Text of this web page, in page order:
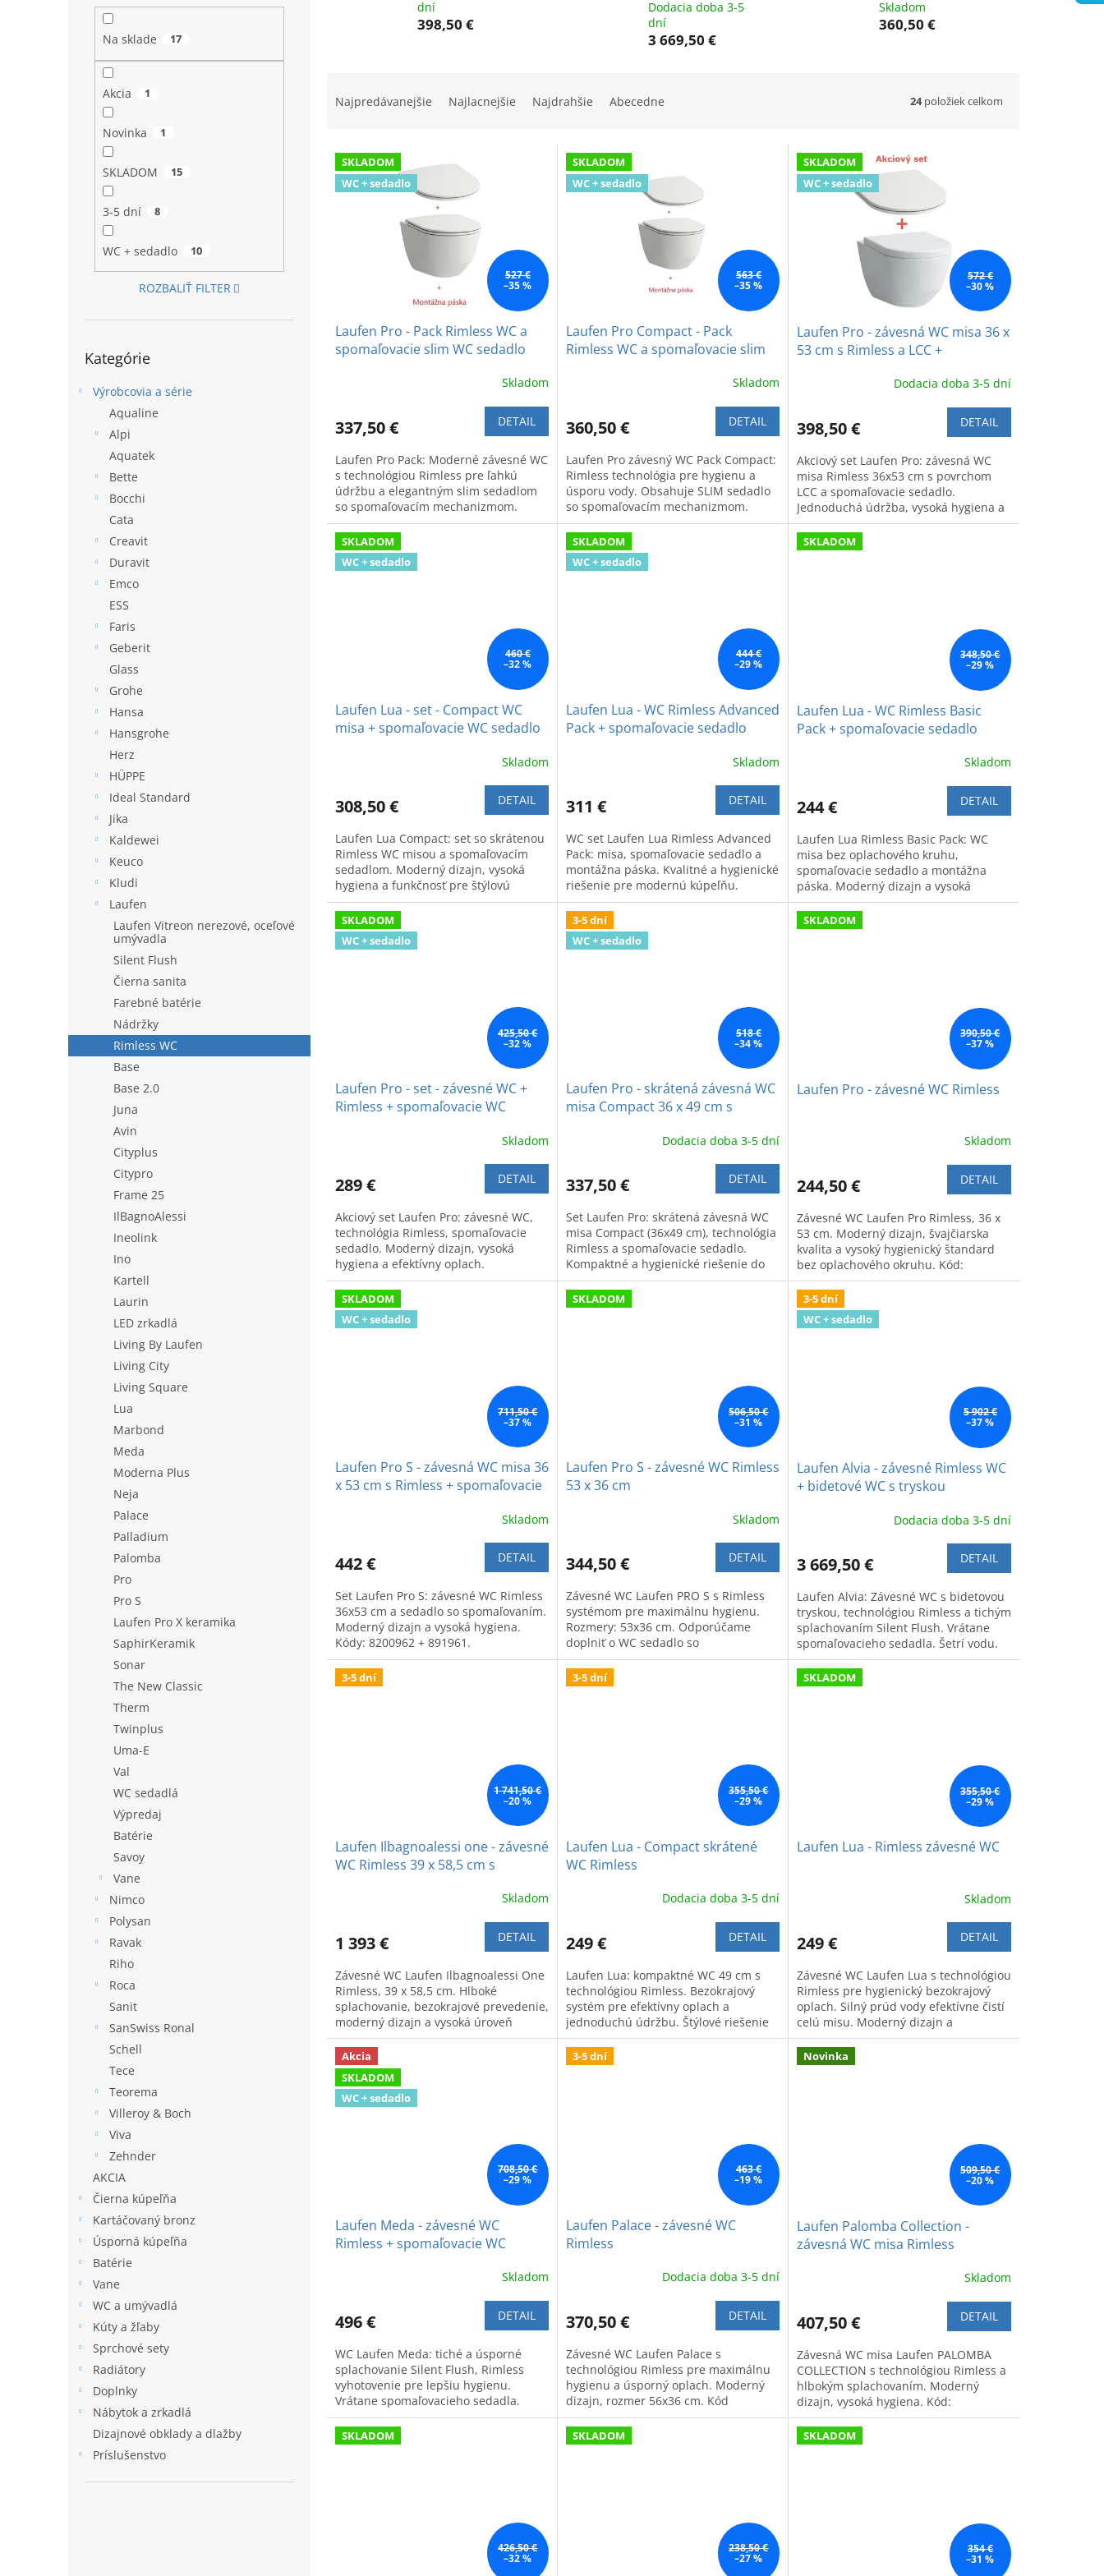
Na sklade 17
Akcia 1
Novinka 1
SKLADOM 15
3-5 dní 8
WC + sedadlo 10
ROZBALIŤ FILTER
kategórie
Kategórie
Výrobcovia a série
Aqualine
Alpi
Aquatek
Bette
Bocchi
Cata
Creavit
Duravit
Emco
ESS
Faris
Geberit
Glass
Grohe
Hansa
Hansgrohe
Herz
HÜPPE
Ideal Standard
Jika
Kaldewei
Keuco
Kludi
Laufen
Laufen Vitreon nerezové, oceľové
umývadla
Silent Flush
Čierna sanita
Farebné batérie
Nádržky
Rimless WC
Base
Base 2.0
Juna
Avin
Cityplus
Citypro
Frame 25
IlBagnoAlessi
Ineolink
Ino
Kartell
Laurin
LED zrkadlá
Living By Laufen
Living City
Living Square
Lua
Marbond
Meda
Moderna Plus
Neja
Palace
Palladium
Palomba
Pro
Pro S
Laufen Pro X keramika
SaphirKeramik
Sonar
The New Classic
Therm
Twinplus
Uma-E
Val
WC sedadlá
Výpredaj
Batérie
Savoy
Vane
Nimco
Polysan
Ravak
Riho
Roca
Sanit
SanSwiss Ronal
Schell
Tece
Teorema
Villeroy & Boch
Viva
Zehnder
AKCIA
Čierna kúpeľňa
Kartáčovaný bronz
Úsporná kúpeľňa
Batérie
Vane
WC a umývadlá
Kúty a žľaby
Sprchové sety
Radiátory
Doplnky
Nábytok a zrkadlá
Dizajnové obklady a dlažby
Príslušenstvo
dní
398,50 €
Dodacia doba 3-5
dní
3 669,50 €
Skladom
360,50 €
n
Najpredávanejšie Najlacnejšie Najdrahšie Abecedne 24položiek celkom
V
p
SKLADOM
WC + sedadlo
527 €
–35 %
Laufen Pro - Pack Rimless WC a
spomaľovacie slim WC sedadlo
Skladom
337,50 € DETAIL
Laufen Pro Pack: Moderné závesné WC
s technológiou Rimless pre ľahkú
údržbu a elegantným slim sedadlom
so spomaľovacím mechanizmom.
Špičková kvalita a komfort.
SKLADOM
WC + sedadlo
563 €
–35 %
Laufen Pro Compact - Pack
Rimless WC a spomaľovacie slim
Skladom
360,50 € DETAIL
Laufen Pro závesný WC Pack Compact:
Rimless technológia pre hygienu a
úsporu vody. Obsahuje SLIM sedadlo
so spomaľovacím mechanizmom.
SKLADOM
WC + sedadlo
572 €
–30 %
Laufen Pro - závesná WC misa 36 x
53 cm s Rimless a LCC +
Dodacia doba 3-5 dní
398,50 € DETAIL
Akciový set Laufen Pro: závesná WC
misa Rimless 36x53 cm s povrchom
LCC a spomaľovacie sedadlo.
Jednoduchá údržba, vysoká hygiena a
odolnosť voči nečistotám.
SKLADOM
WC + sedadlo
460 €
–32 %
Laufen Lua - set - Compact WC
misa + spomaľovacie WC sedadlo
Skladom
308,50 € DETAIL
Laufen Lua Compact: set so skrátenou
Rimless WC misou a spomaľovacím
sedadlom. Moderný dizajn, vysoká
hygiena a funkčnosť pre štýlovú
kúpeľňu.
SKLADOM
WC + sedadlo
444 €
–29 %
Laufen Lua - WC Rimless Advanced
Pack + spomaľovacie sedadlo
Skladom
311 € DETAIL
WC set Laufen Lua Rimless Advanced
Pack: misa, spomaľovacie sedadlo a
montážna páska. Kvalitné a hygienické
riešenie pre modernú kúpeľňu.
SKLADOM
348,50 €
–29 %
Laufen Lua - WC Rimless Basic
Pack + spomaľovacie sedadlo
Skladom
244 € DETAIL
Laufen Lua Rimless Basic Pack: WC
misa bez oplachového kruhu,
spomaľovacie sedadlo a montážna
páska. Moderný dizajn a vysoká
hygiena.
SKLADOM
WC + sedadlo
425,50 €
–32 %
Laufen Pro - set - závesné WC +
Rimless + spomaľovacie WC
Skladom
289 € DETAIL
Akciový set Laufen Pro: závesné WC,
technológia Rimless, spomaľovacie
sedadlo. Moderný dizajn, vysoká
hygiena a efektívny oplach.
3-5 dní
WC + sedadlo
518 €
–34 %
Laufen Pro - skrátená závesná WC
misa Compact 36 x 49 cm s
Dodacia doba 3-5 dní
337,50 € DETAIL
Set Laufen Pro: skrátená závesná WC
misa Compact (36x49 cm), technológia
Rimless a spomaľovacie sedadlo.
Kompaktné a hygienické riešenie do
každej kúpeľne.
SKLADOM
390,50 €
–37 %
Laufen Pro - závesné WC Rimless
Skladom
244,50 € DETAIL
Závesné WC Laufen Pro Rimless, 36 x
53 cm. Moderný dizajn, švajčiarska
kvalita a vysoký hygienický štandard
bez oplachového okruhu. Kód:
8.2096.6.
SKLADOM
WC + sedadlo
711,50 €
–37 %
Laufen Pro S - závesná WC misa 36
x 53 cm s Rimless + spomaľovacie
Skladom
442 € DETAIL
Set Laufen Pro S: závesné WC Rimless
36x53 cm a sedadlo so spomaľovaním.
Moderný dizajn a vysoká hygiena.
Kódy: 8200962 + 891961.
SKLADOM
506,50 €
–31 %
Laufen Pro S - závesné WC Rimless
53 x 36 cm
Skladom
344,50 € DETAIL
Závesné WC Laufen PRO S s Rimless
systémom pre maximálnu hygienu.
Rozmery: 53x36 cm. Odporúčame
doplniť o WC sedadlo so
spomaľovacím mechanizmom.
3-5 dní
WC + sedadlo
5 902 €
–37 %
Laufen Alvia - závesné Rimless WC
+ bidetové WC s tryskou
Dodacia doba 3-5 dní
3 669,50 € DETAIL
Laufen Alvia: Závesné WC s bidetovou
tryskou, technológiou Rimless a tichým
splachovaním Silent Flush. Vrátane
spomaľovacieho sedadla. Šetrí vodu.
3-5 dní
1 741,50 €
–20 %
Laufen Ilbagnoalessi one - závesné
WC Rimless 39 x 58,5 cm s
Skladom
1 393 € DETAIL
Závesné WC Laufen Ilbagnoalessi One
Rimless, 39 x 58,5 cm. Hlboké
splachovanie, bezokrajové prevedenie,
moderný dizajn a vysoká úroveň
hygieny.
3-5 dní
355,50 €
–29 %
Laufen Lua - Compact skrátené
WC Rimless
Dodacia doba 3-5 dní
249 € DETAIL
Laufen Lua: kompaktné WC 49 cm s
technológiou Rimless. Bezokrajový
systém pre efektívny oplach a
jednoduchú údržbu. Štýlové riešenie
pre modernú kúpeľňu.
SKLADOM
355,50 €
–29 %
Laufen Lua - Rimless závesné WC
Skladom
249 € DETAIL
Závesné WC Laufen Lua s technológiou
Rimless pre hygienický bezokrajový
oplach. Silný prúd vody efektívne čistí
celú misu. Moderný dizajn a
jednoduchá údržba.
Akcia
SKLADOM
WC + sedadlo
708,50 €
–29 %
Laufen Meda - závesné WC
Rimless + spomaľovacie WC
Skladom
496 € DETAIL
WC Laufen Meda: tiché a úsporné
splachovanie Silent Flush, Rimless
vyhotovenie pre lepšiu hygienu.
Vrátane spomaľovacieho sedadla.
3-5 dní
463 €
–19 %
Laufen Palace - závesné WC
Rimless
Dodacia doba 3-5 dní
370,50 € DETAIL
Závesné WC Laufen Palace s
technológiou Rimless pre maximálnu
hygienu a úsporný oplach. Moderný
dizajn, rozmer 56x36 cm. Kód
produktu: 820706.
Novinka
509,50 €
–20 %
Laufen Palomba Collection -
závesná WC misa Rimless
Skladom
407,50 € DETAIL
Závesná WC misa Laufen PALOMBA
COLLECTION s technológiou Rimless a
hlbokým splachovaním. Moderný
dizajn, vysoká hygiena. Kód:
H8208020000001.
SKLADOM
426,50 €
–32 %
SKLADOM
238,50 €
–27 %
SKLADOM
354 €
–31 %